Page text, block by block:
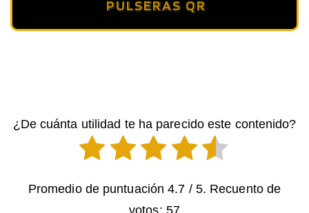
PULSERAS QR
¿De cuánta utilidad te ha parecido este contenido?
Promedio de puntuación4.7 / 5. Recuento de